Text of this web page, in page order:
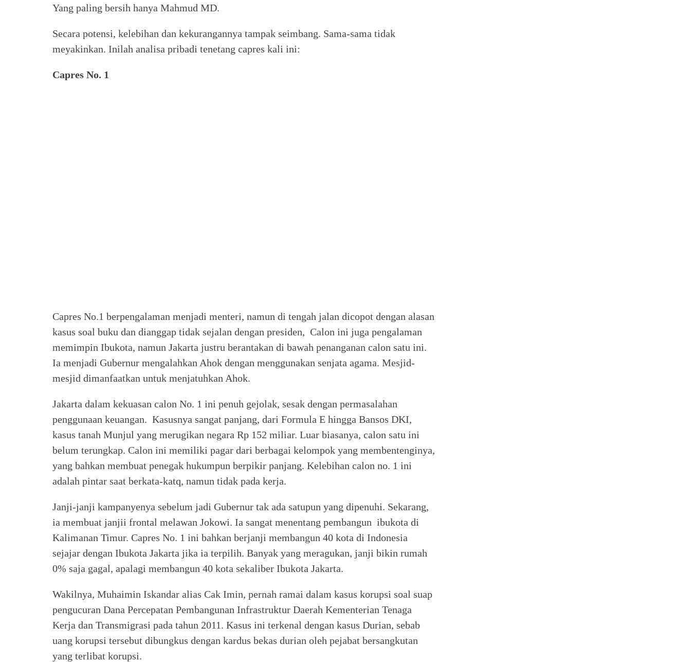
Yang paling bersih hanya Mahmud MD.
Secara potensi, kelebihan dan kekurangannya tampak seimbang. Sama-sama tidak
meyakinkan. Inilah analisa pribadi tenetang capres kali ini:
Capres No. 1
Capres No.1 berpengalaman menjadi menteri, namun di tengah jalan dicopot dengan alasan
kasus soal buku dan dianggap tidak sejalan dengan presiden, Calon ini juga pengalaman
memimpin Ibukota, namun Jakarta justru berantakan di bawah penanganan calon satu ini.
Ia menjadi Gubernur mengalahkan Ahok dengan menggunakan senjata agama. Mesjid-
mesjid dimanfaatkan untuk menjatuhkan Ahok.
Jakarta dalam kekuasan calon No. 1 ini penuh gejolak, sesak dengan permasalahan
penggunaan keuangan. Kasusnya sangat panjang, dari Formula E hingga Bansos DKI,
kasus tanah Munjul yang merugikan negara Rp 152 miliar. Luar biasanya, calon satu ini
belum terungkap. Calon ini memiliki pagar dari berbagai kelompok yang membentenginya,
yang bahkan membuat penegak hukumpun berpikir panjang. Kelebihan calon no. 1 ini
adalah pintar saat berkata-katq, namun tidak pada kerja.
Janji-janji kampanyenya sebelum jadi Gubernur tak ada satupun yang dipenuhi. Sekarang,
ia membuat janjii frontal melawan Jokowi. Ia sangat menentang pembangun ibukota di
Kalimanan Timur. Capres No. 1 ini bahkan berjanji membangun 40 kota di Indonesia
sejajar dengan Ibukota Jakarta jika ia terpilih. Banyak yang meragukan, janji bikin rumah
0% saja gagal, apalagi membangun 40 kota sekaliber Ibukota Jakarta.
Wakilnya, Muhaimin Iskandar alias Cak Imin, pernah ramai dalam kasus korupsi soal suap
pengucuran Dana Percepatan Pembangunan Infrastruktur Daerah Kementerian Tenaga
Kerja dan Transmigrasi pada tahun 2011. Kasus ini terkenal dengan kasus Durian, sebab
uang korupsi tersebut dibungkus dengan kardus bekas durian oleh pejabat bersangkutan
yang terlibat korupsi.